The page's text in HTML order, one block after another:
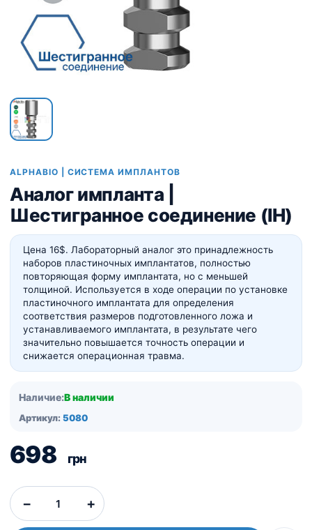
ALPHABIO | СИСТЕМА ИМПЛАНТОВ
Аналог импланта |
Шестигранное соединение (IH)
Цена 16$. Лабораторный аналог это принадлежность
наборов пластиночных имплантатов, полностью
повторяющая форму имплантата, но с меньшей
толщиной. Используется в ходе операции по установке
пластиночного имплантата для определения
соответствия размеров подготовленного ложа и
устанавливаемого имплантата, в результате чего
значительно повышается точность операции и
снижается операционная травма.
Наличие:В наличии
Артикул: 5080
698 грн
− +